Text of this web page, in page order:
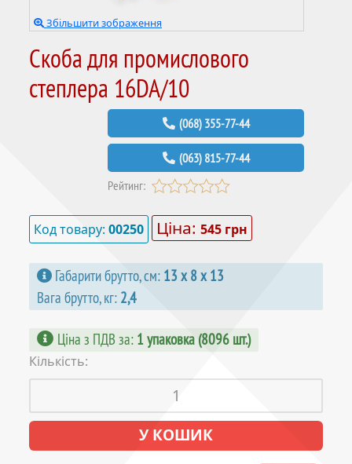
Збільшити зображення
Скоба для промислового
степлера 16DA/10
(068) 355-77-44
(063) 815-77-44
Рейтинг:
Код товару: 00250 Ціна: 545 грн
Габарити брутто, см: 13 х 8 х 13
Вага брутто, кг: 2,4
Ціна з ПДВ за: 1 упаковка (8096 шт.)
Кількість: